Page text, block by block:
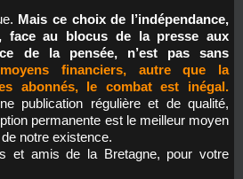
Mais ce choix de l’indépendance,
face au blocus de la presse aux
de la pensée, n’est pas sans
financiers, autre que la
abonnés, le combat est inégal.
publication régulière et de qualité,
permanente est le meilleur moyen
notre existence.
et amis de la Bretagne, pour votre